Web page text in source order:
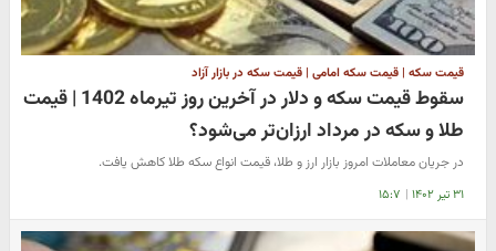
قیمت سکه | قیمت سکه امامی | قیمت سکه در بازار آزاد
سقوط قیمت سکه و دلار در آخرین روز تیرماه 1402 | قیمت
طلا و سکه در مرداد ارزان‌تر می‌شود؟
در جریان معاملات امروز بازار ارز و طلا، قیمت انواع سکه طلا کاهش یافت.‌
۳۱ تیر ۱۴۰۲ | ۱۵:۷